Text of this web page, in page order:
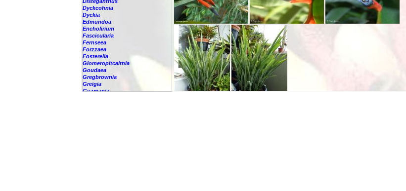
Dyckcohnia
Dyckia
Edmundoa
Encholirium
Fascicularia
Fernseea
Forzzaea
Fosterella
Glomeropitcairnia
Goudaea
Gregbrownia
Greigia
Guzmania